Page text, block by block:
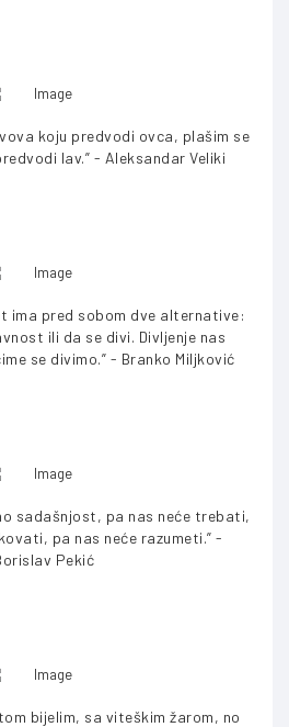
koju predvodi ovca, plašim se
lav.” - Aleksandar Veliki
ima pred sobom dve alternative:
ili da se divi. Divljenje nas
se divimo.” - Branko Miljković
sadašnjost, pa nas neće trebati,
pa nas neće razumeti.” -
Pekić
bijelim, sa viteškim žarom, no